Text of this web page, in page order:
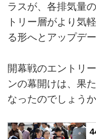
ラスが、各排気量
トリー層がより気
る形へとアップデ
開幕戦のエントリ
ンの幕開けは、果
なったのでしょうか